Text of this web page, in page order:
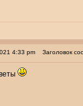
4:33 pm Заголовок